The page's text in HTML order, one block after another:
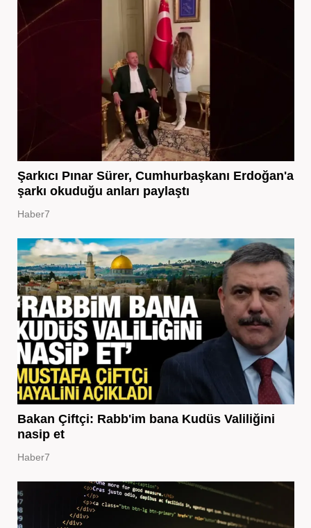
Şarkıcı Pınar Sürer, Cumhurbaşkanı Erdoğan'a
şarkı okuduğu anları paylaştı
Haber7
Bakan Çiftçi: Rabb'im bana Kudüs Valiliğini
nasip et
Haber7